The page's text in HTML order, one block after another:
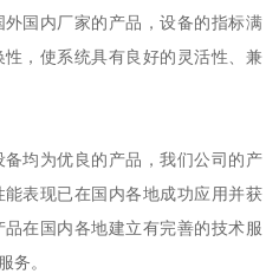
国内厂家的产品，设备的指标满
，使系统具有良好的灵活性、兼
均为优良的产品，我们公司的产
表现已在国内各地成功应用并获
在国内各地建立有完善的技术服
务。